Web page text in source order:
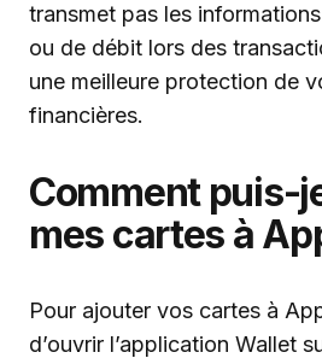
transmet pas les
ou de débit lors des
une meilleure protection de
financières.
Comment puis-
mes cartes à
Pour ajouter vos cartes à
d’ouvrir l’application Wallet